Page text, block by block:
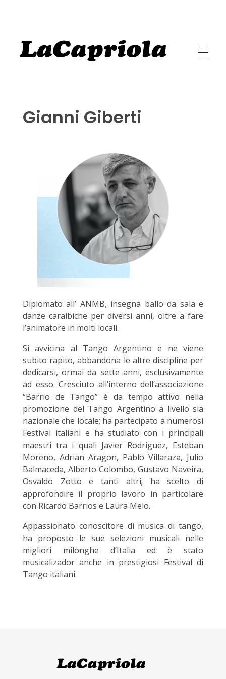
Gianni Giberti
Diplomato all’ ANMB, insegna ballo da sala e
danze caraibiche per diversi anni, oltre a fare
l’animatore in molti locali.
Si avvicina al Tango Argentino e ne viene
subito rapito, abbandona le altre discipline per
dedicarsi, ormai da sette anni, esclusivamente
ad esso. Cresciuto all’interno dell’associazione
“Barrio de Tango” è da tempo attivo nella
promozione del Tango Argentino a livello sia
nazionale che locale; ha partecipato a numerosi
Festival italiani e ha studiato con i principali
maestri tra i quali Javier Rodriguez, Esteban
Moreno, Adrian Aragon, Pablo Villaraza, Julio
Balmaceda, Alberto Colombo, Gustavo Naveira,
Osvaldo Zotto e tanti altri; ha scelto di
approfondire il proprio lavoro in particolare
con Ricardo Barrios e Laura Melo.
Appassionato conoscitore di musica di tango,
ha proposto le sue selezioni musicali nelle
migliori milonghe d’Italia ed è stato
musicalizador anche in prestigiosi Festival di
Tango italiani.